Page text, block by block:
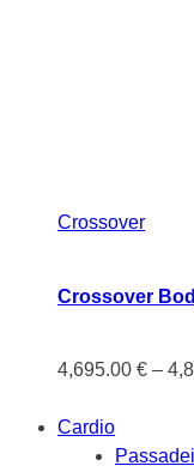
Crossover
Crossover
4,695.00 € –
Cardio